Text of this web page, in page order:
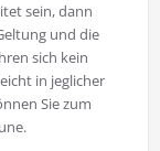
sein, dann
und die
sich kein
in jeglicher
Sie zum